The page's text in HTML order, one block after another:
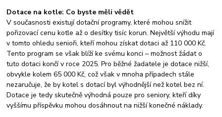
Dotace na kotle: Co byste měli vědět
V současnosti existují dotační programy, které mohou snížit
pořizovací cenu kotle až o desítky tisíc korun. Největší výhodu mají
v tomto ohledu senioři, kteří mohou získat dotaci až 110 000 Kč.
Tento program se však blíží ke svému konci – možnost žádat o
tuto dotaci končí v roce 2025. Pro běžné žadatele je dotace nižší,
obvykle kolem 65 000 Kč, což však v mnoha případech stále
nezaručuje, že by kotel s dotací byl výhodnější než kotel bez ní.
Dotace je tedy skutečně výhodná pouze pro seniory, kteří díky
vyššímu příspěvku mohou dosáhnout na nižší konečné náklady.